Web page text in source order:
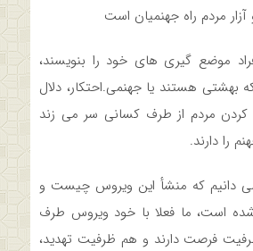
آزار مردم راه جهنمیان است
موضع گیری های خود را بنویسند،
بهشتی هستند یا جهنمی.احتکار، دلال
کردن مردم از طرف کسانی سر می زند
را دارند.
دانیم که منشأ این ویروس چیست و
است، ما فعلا با خود ویروس طرف
فرصت دارند و هم ظرفیت تهدید،